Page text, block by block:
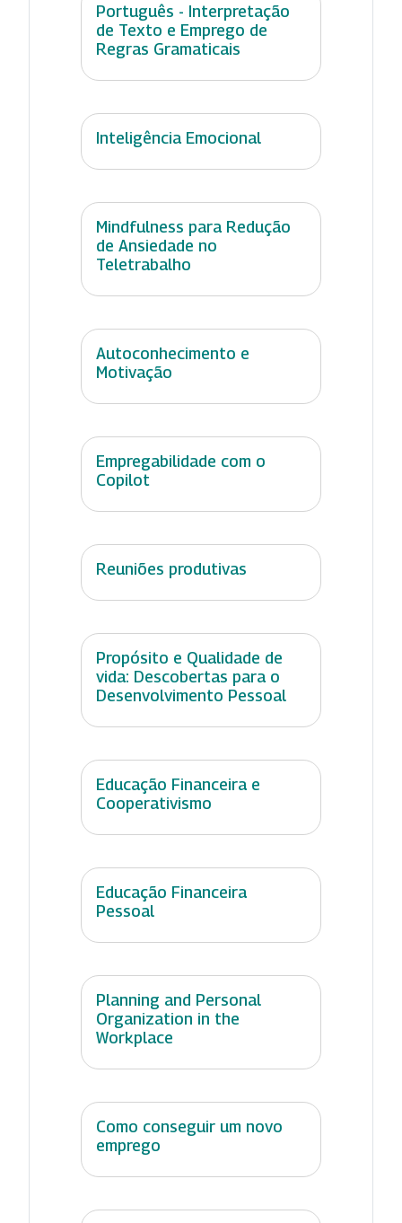
Português - Interpretação
de Texto e Emprego de
Regras Gramaticais
Inteligência Emocional
Mindfulness para Redução
de Ansiedade no
Teletrabalho
Autoconhecimento e
Motivação
Empregabilidade com o
Copilot
Reuniões produtivas
Propósito e Qualidade de
vida: Descobertas para o
Desenvolvimento Pessoal
Educação Financeira e
Cooperativismo
Educação Financeira
Pessoal
Planning and Personal
Organization in the
Workplace
Como conseguir um novo
emprego